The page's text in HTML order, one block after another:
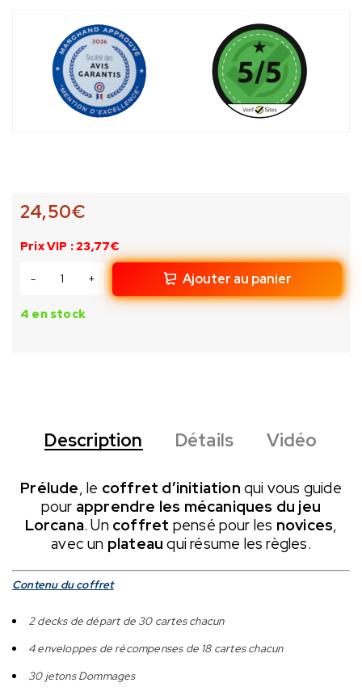
24,50€
Prix VIP : 23,77€
Ajouter au panier
4 en stock
Description Détails Vidéo
Prélude, le coffret d’initiation qui vous guide
pour apprendre les mécaniques du jeu
Lorcana. Un coffret pensé pour les novices,
avec un plateauqui résume les règles.
Contenu du coffret
2 decks de départ de 30 cartes chacun
4 enveloppes de récompenses de 18 cartes chacun
30 jetons Dommages